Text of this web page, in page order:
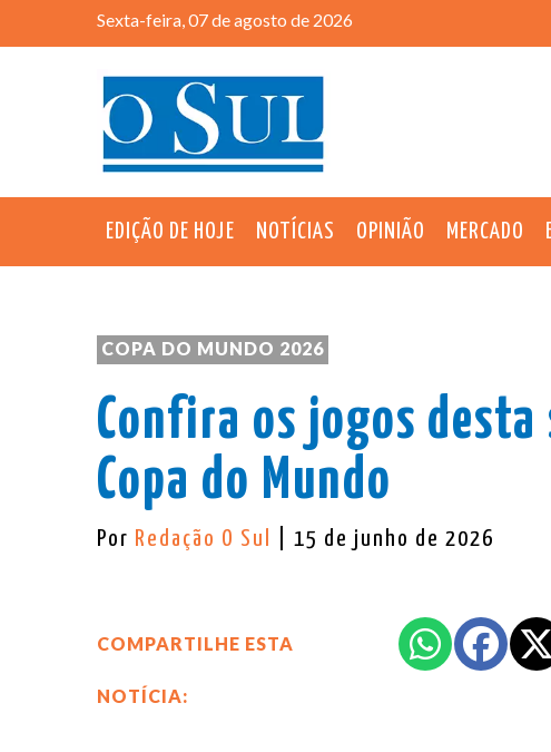
Sexta-feira, 07 de agosto de 2026
EDIÇÃO DE HOJE NOTÍCIAS OPINIÃO MERCADO
COPA DO MUNDO 2026
Confira os jogos
Copa do Mundo
Por Redação O Sul | 15 de junho de 2026
COMPARTILHE ESTA
NOTÍCIA: